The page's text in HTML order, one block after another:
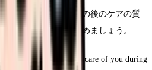
信頼関係構築は、その後のケアの質
寧な自己紹介から始めましょう。
who will be taking care of you during